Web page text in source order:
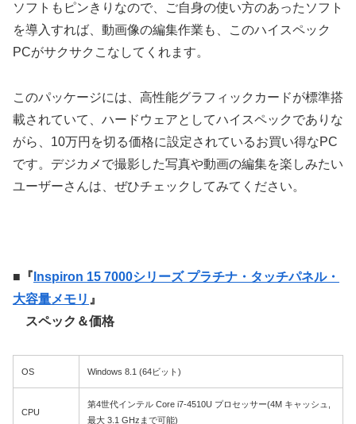
ソフトもピンきりなので、ご自身の使い方のあったソフト
を導入すれば、動画像の編集作業も、このハイスペック
PCがサクサクこなしてくれます。
このパッケージには、高性能グラフィックカードが標準搭
載されていて、ハードウェアとしてハイスペックでありな
がら、10万円を切る価格に設定されているお買い得なPC
です。デジカメで撮影した写真や動画の編集を楽しみたい
ユーザーさんは、ぜひチェックしてみてください。
■『 Inspiron 15 7000シリーズ プラチナ・タッチパネル・
大容量メモリ 』
スペック＆価格
OS Windows 8.1 (64ビット)
CPU
第4世代インテル Core i7-4510U プロセッサー(4M キャッシュ,
最大 3.1 GHzまで可能)